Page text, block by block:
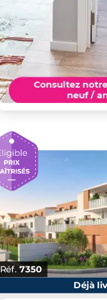
Réf.7350
Déjà